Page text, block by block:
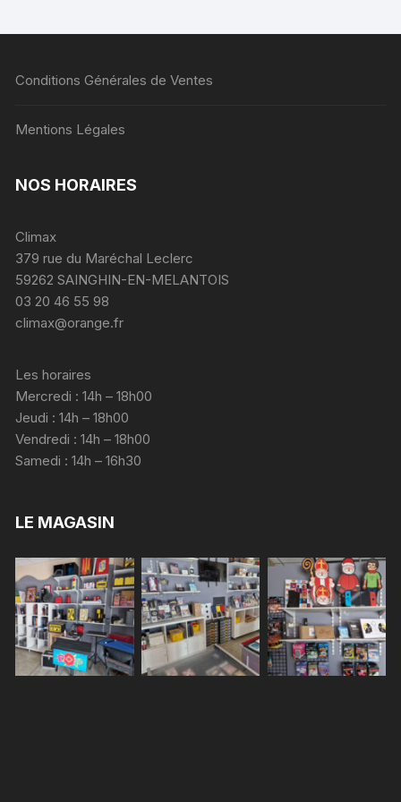
Conditions Générales de Ventes
Mentions Légales
NOS HORAIRES
Climax
379 rue du Maréchal Leclerc
59262 SAINGHIN-EN-MELANTOIS
03 20 46 55 98
climax@orange.fr
Les horaires
Mercredi : 14h – 18h00
Jeudi : 14h – 18h00
Vendredi : 14h – 18h00
Samedi : 14h – 16h30
LE MAGASIN